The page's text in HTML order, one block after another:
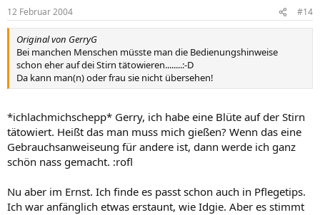
12 Februar 2004 #14
Original von GerryG
Bei manchen Menschen müsste man die Bedienungshinweise
schon eher auf dei Stirn tätowieren........:-D
Da kann man(n) oder frau sie nicht übersehen!
*ichlachmichschepp* Gerry, ich habe eine Blüte auf der Stirn
tätowiert. Heißt das man muss mich gießen? Wenn das eine
Gebrauchsanweiseung für andere ist, dann werde ich ganz
schön nass gemacht. :rofl
Nu aber im Ernst. Ich finde es passt schon auch in Pflegetips.
Ich war anfänglich etwas erstaunt, wie Idgie. Aber es stimmt